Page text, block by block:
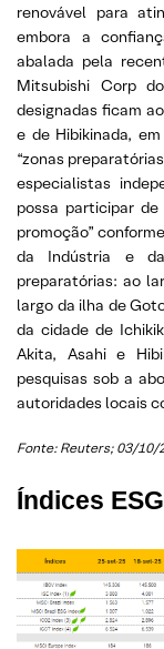
renovável para
embora a
abalada pela
Mitsubishi Corp
designadas ficam
e de Hibikinada,
“zonas
especialistas
possa participar
promoção”
da Indústria e
preparatórias: ao
largo da ilha de
da cidade de
Akita, Asahi e
pesquisas sob a
autoridades locais
Fonte: Reuters; 03/10/
Índices